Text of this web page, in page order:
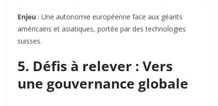
Enjeu : Une autonomie européenne face aux géants
américains et asiatiques, portée par des technologies
suisses.
5. Défis à relever : Vers
une gouvernance globale